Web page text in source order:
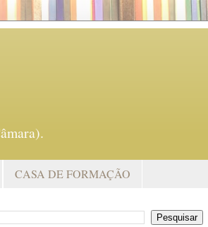
CASA DE FORMAÇÃO